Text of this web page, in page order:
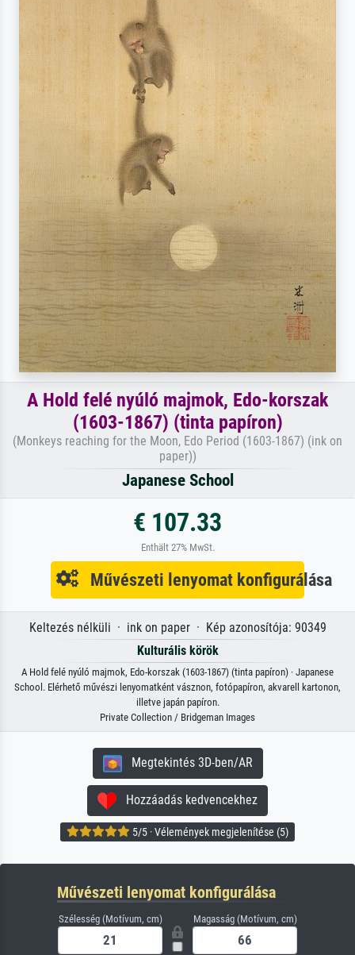
A Hold felé nyúló majmok, Edo-korszak
(1603-1867) (tinta papíron)
(Monkeys reaching for the Moon, Edo Period (1603-1867) (ink on
paper))
Japanese School
€ 107.33
Enthält 27% MwSt.
Művészeti lenyomat konfigurálása
Keltezés nélküli · ink on paper · Kép azonosítója: 90349
Kulturális körök
A Hold felé nyúló majmok, Edo-korszak (1603-1867) (tinta papíron) · Japanese
School. Elérhető művészi lenyomatként vásznon, fotópapíron, akvarell kartonon,
illetve japán papíron.
Private Collection / Bridgeman Images
Megtekintés 3D-ben/AR
Hozzáadás kedvencekhez
5/5 · Vélemények megjelenítése (5)
Művészeti lenyomat konfigurálása
Szélesség (Motívum, cm) Magasság (Motívum, cm)